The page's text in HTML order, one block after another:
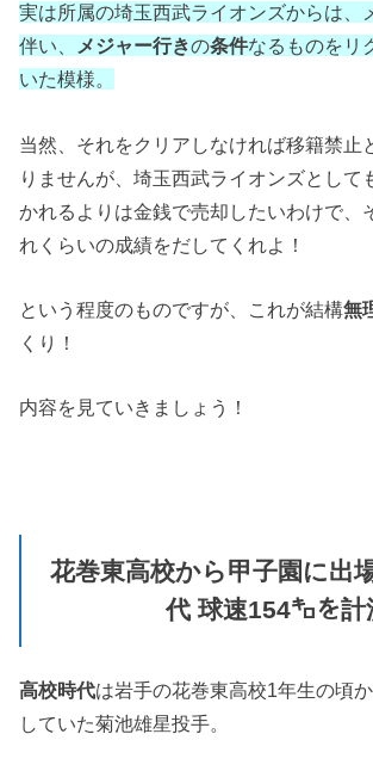
実は所属の埼玉西武ライオンズからは、
伴い、
メジャー行きの条件なるものをリ
いた模様。
当然、それをクリアしなければ移籍禁止
りませんが、埼玉西武ライオンズとして
かれるよりは金銭で売却したいわけで、
れくらいの成績をだしてくれよ！
という程度のものですが、これが結構無
くり！
内容を見ていきましょう！
花巻東高校から甲子園に出
代 球速154㌔を計
高校時代は岩手の花巻東高校1年生の頃
していた菊池雄星投手。